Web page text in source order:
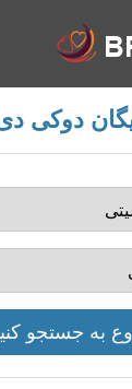
دوکی